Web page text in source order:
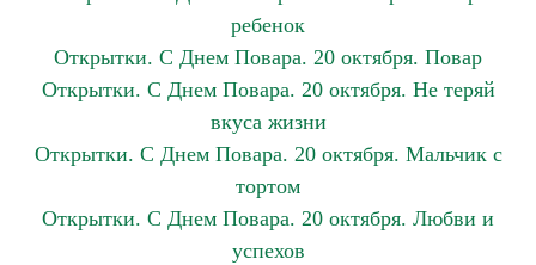
ребенок
Открытки. С Днем Повара. 20 октября. Повар
Открытки. С Днем Повара. 20 октября. Не теряй
вкуса жизни
Открытки. С Днем Повара. 20 октября. Мальчик с
тортом
Открытки. С Днем Повара. 20 октября. Любви и
успехов